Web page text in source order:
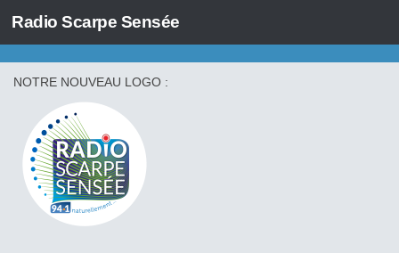
Skip to content
Radio Scarpe Sensée
NOTRE NOUVEAU LOGO :